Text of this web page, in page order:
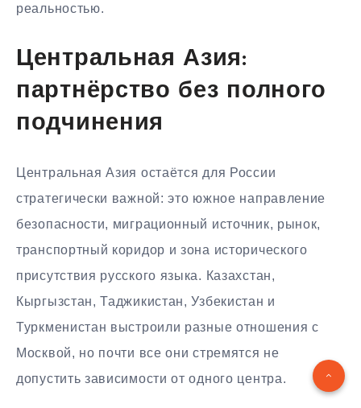
реальностью.
Центральная Азия:
партнёрство без полного
подчинения
Центральная Азия остаётся для России
стратегически важной: это южное направление
безопасности, миграционный источник, рынок,
транспортный коридор и зона исторического
присутствия русского языка. Казахстан,
Кыргызстан, Таджикистан, Узбекистан и
Туркменистан выстроили разные отношения с
Москвой, но почти все они стремятся не
допустить зависимости от одного центра.